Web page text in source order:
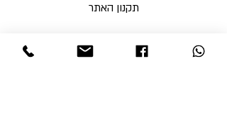
תקנון האתר
ו' עד השעה 14:00